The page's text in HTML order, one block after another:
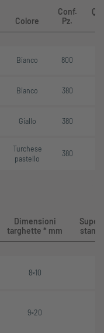
Colore
Conf.
Pz.
Bianco 800
Bianco 380
Giallo 380
Turchese
pastello
380
Dimensioni
targhette * mm
8×10
9×20